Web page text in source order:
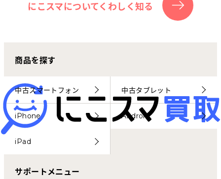
お客さまの声
にこスマ通信
マイページ
にこスマについてくわしく知る
商品を探す
中古スマートフォン 中古タブレット
iPhone Android
iPad
サポートメニュー